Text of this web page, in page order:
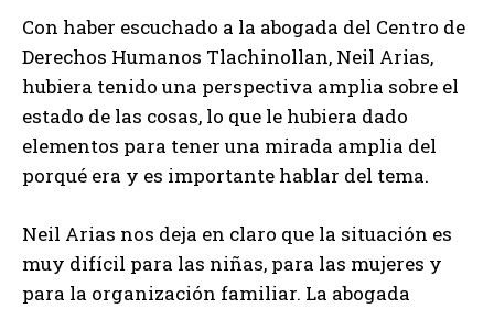
Con haber escuchado a la abogada del Centro de
Derechos Humanos Tlachinollan, Neil Arias,
hubiera tenido una perspectiva amplia sobre el
estado de las cosas, lo que le hubiera dado
elementos para tener una mirada amplia del
porqué era y es importante hablar del tema.
Neil Arias nos deja en claro que la situación es
muy difícil para las niñas, para las mujeres y
para la organización familiar. La abogada